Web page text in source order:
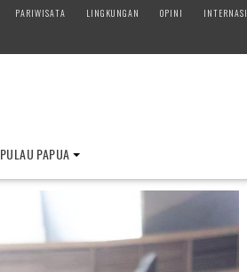
PARIWISATA LINGKUNGAN OPINI
PULAU PAPUA